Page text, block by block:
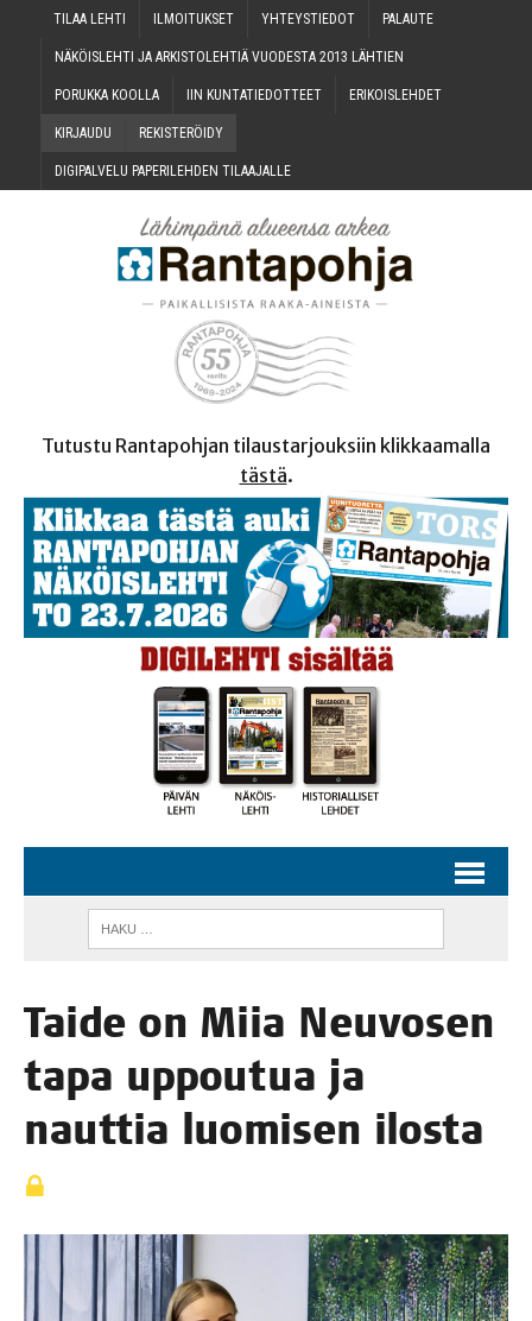
TILAA LEH­TI ILMOI­TUK­SET YHTEYS­TIE­DOT PALAU­TE
NÄKÖIS­LEH­TI JA ARKIS­TO­LEH­TIÄ VUO­DES­TA 2013 LÄHTIEN
PORUK­KA KOOLLA IIN KUN­TA­TIE­DOT­TEET ERI­KOIS­LEH­DET
KIR­JAU­DU REKIS­TE­RÖI­DY
DIGI­PAL­VE­LU PAPE­RI­LEH­DEN TILAAJALLE
Tutustu Rantapohjan tilaustarjouksiin klikkaamalla
tästä.
Tai­de on Miia Neu­vo­sen
tapa uppou­tua ja
naut­tia luo­mi­sen ilosta